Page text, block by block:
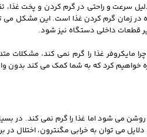
سرعت و راحتی در گرم کردن و پخت غذا،
زمان گرم کردن غذا است. این مشکل می
قطعات داخلی دستگاه نیز شود.
مایکروفر غذا را گرم نمی کند، مشکلات
خواهیم کرد که به شما کمک می کند بدون
روشن می شود اما غذا را گرم نمی کند. در
می توان به خرابی مگنترون، اختلال